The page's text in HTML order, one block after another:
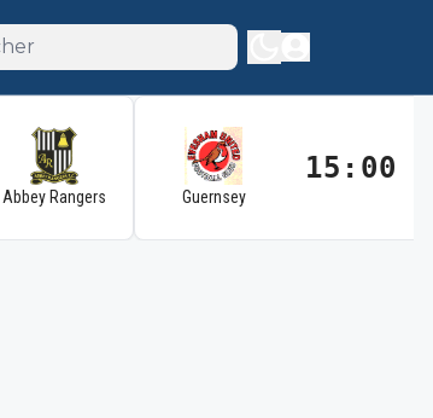
Abbey Rangers Guernsey
15:00